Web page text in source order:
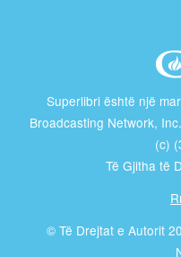
Superlibri është një
Broadcasting Network,
(c)
Të Gjitha të
© Të Drejtat e Autorit